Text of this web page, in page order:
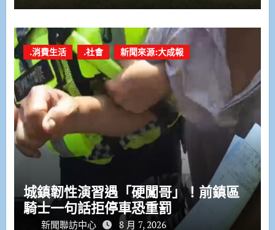
.消費生活 .社會 新聞來源:大成報
城鎮韌性演習遇「硬闖哥」！前鎮區
騎士一句話拒停車恐重罰
新聞聯訪中心 8 月 7, 2026